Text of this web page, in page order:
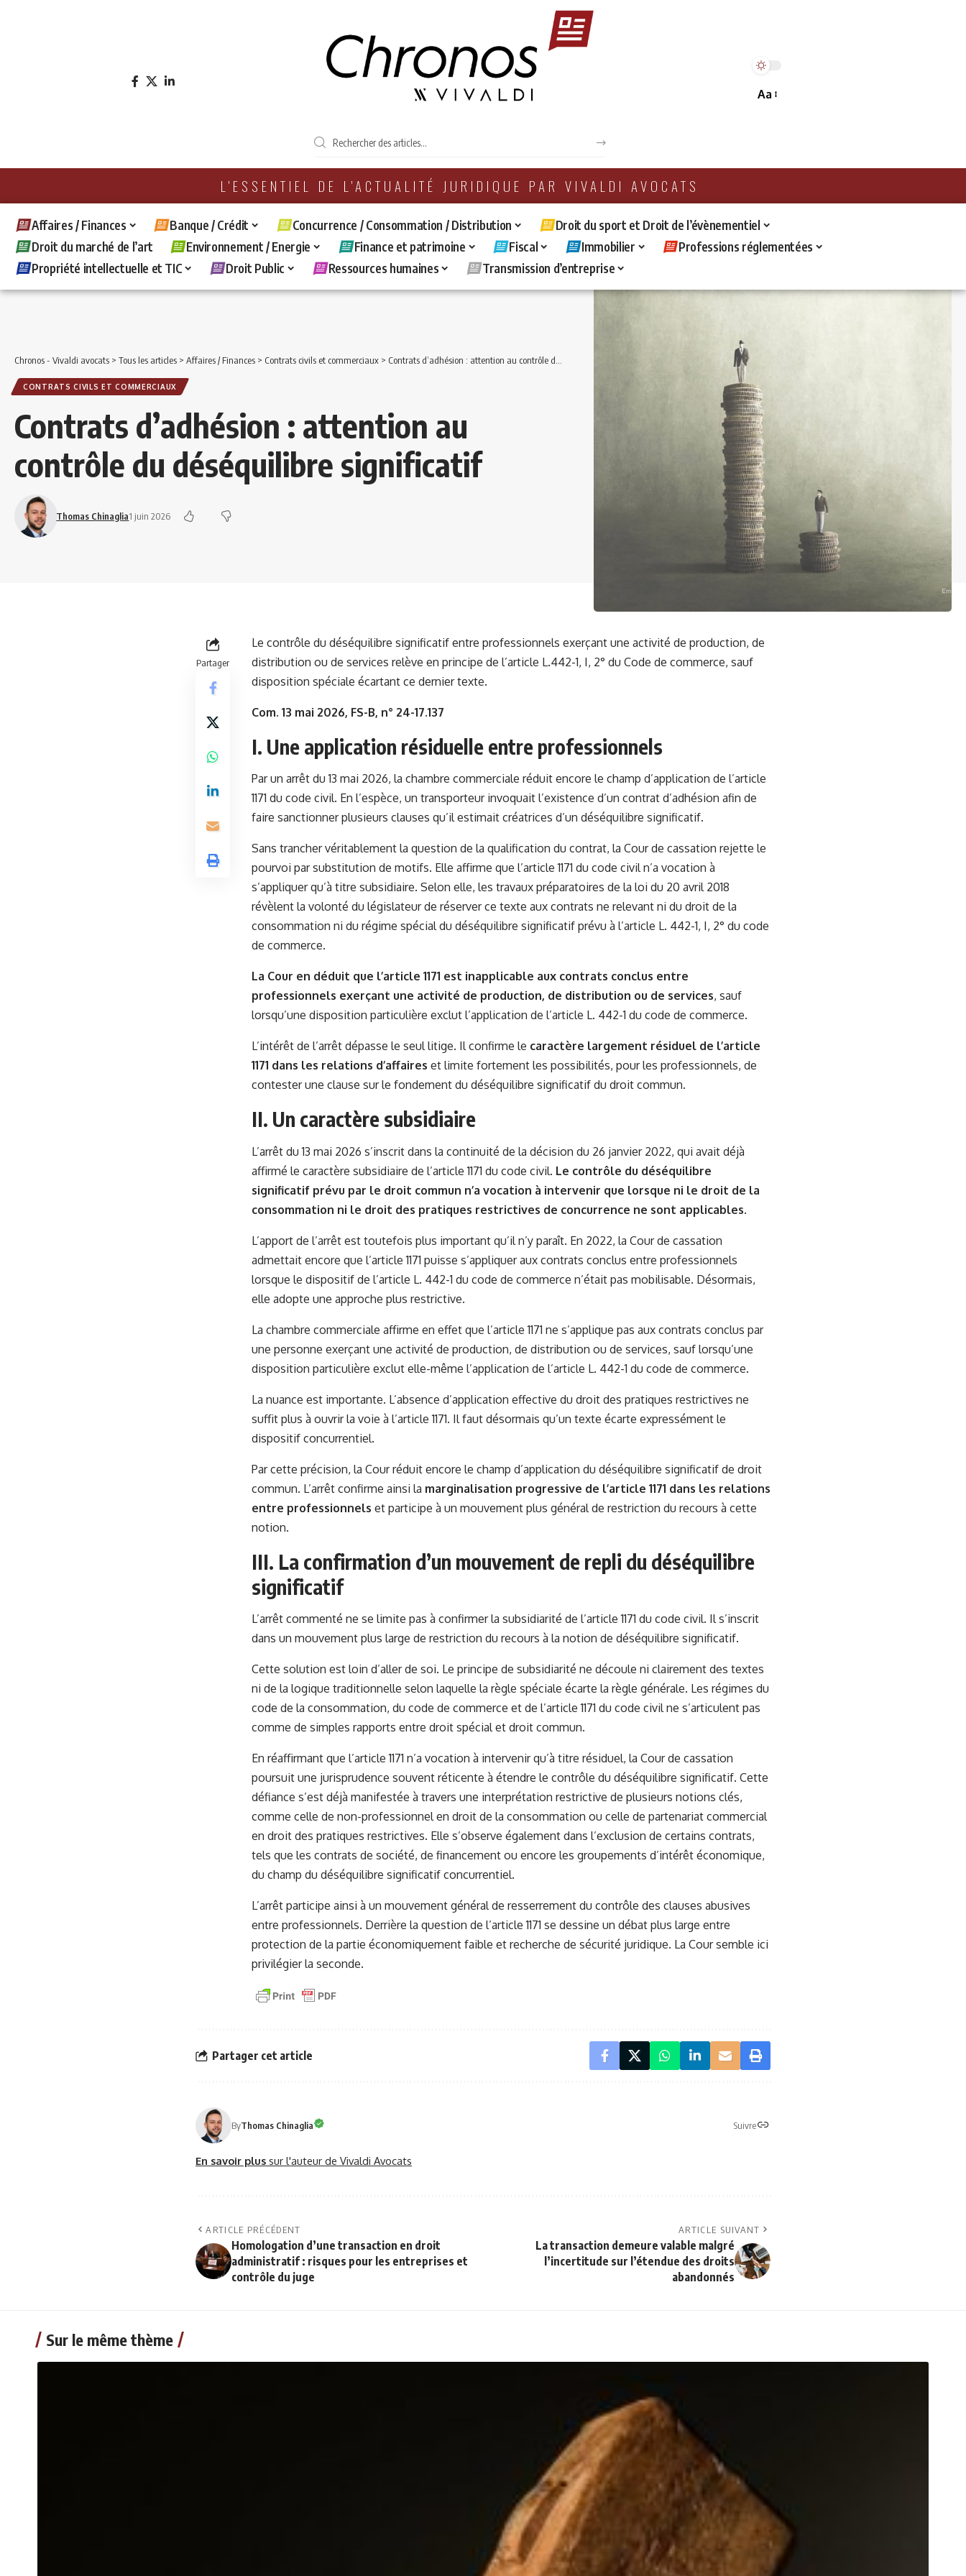
Aa
L'ESSENTIEL DE L'ACTUALITÉ JURIDIQUE PAR VIVALDI AVOCATS
Affaires / Finances Banque / Crédit Concurrence / Consommation / Distribution
Droit du sport et Droit de l’évènementiel
Droit du marché de l’art
Environnement / Energie Finance et patrimoine Fiscal Immobilier
Professions réglementées
Propriété intellectuelle et TIC
Droit Public Ressources humaines Transmission d’entreprise
Chronos - Vivaldi avocats > Tous les articles > Affaires / Finances > Contrats civils et commerciaux > Contrats d’adhésion : attention au contrôle du déséquilibre significatif
CONTRATS CIVILS ET COMMERCIAUX
Contrats d’adhésion : attention au
contrôle du déséquilibre significatif
Thomas Chinaglia1 juin 2026
Partager
Le contrôle du déséquilibre significatif entre professionnels exerçant une activité de production, de
distribution ou de services relève en principe de l’article L.442-1, I, 2° du Code de commerce, sauf
disposition spéciale écartant ce dernier texte.
Com. 13 mai 2026, FS-B, n° 24-17.137
I. Une application résiduelle entre professionnels
Par un arrêt du 13 mai 2026, la chambre commerciale réduit encore le champ d’application de l’article
1171 du code civil. En l’espèce, un transporteur invoquait l’existence d’un contrat d’adhésion afin de
faire sanctionner plusieurs clauses qu’il estimait créatrices d’un déséquilibre significatif.
Sans trancher véritablement la question de la qualification du contrat, la Cour de cassation rejette le
pourvoi par substitution de motifs. Elle affirme que l’article 1171 du code civil n’a vocation à
s’appliquer qu’à titre subsidiaire. Selon elle, les travaux préparatoires de la loi du 20 avril 2018
révèlent la volonté du législateur de réserver ce texte aux contrats ne relevant ni du droit de la
consommation ni du régime spécial du déséquilibre significatif prévu à l’article L. 442-1, I, 2° du code
de commerce.
La Cour en déduit que l’article 1171 est inapplicable aux contrats conclus entre
professionnels exerçant une activité de production, de distribution ou de services, sauf
lorsqu’une disposition particulière exclut l’application de l’article L. 442-1 du code de commerce.
L’intérêt de l’arrêt dépasse le seul litige. Il confirme le caractère largement résiduel de l’article
1171 dans les relations d’affaires et limite fortement les possibilités, pour les professionnels, de
contester une clause sur le fondement du déséquilibre significatif du droit commun.
II. Un caractère subsidiaire
L’arrêt du 13 mai 2026 s’inscrit dans la continuité de la décision du 26 janvier 2022, qui avait déjà
affirmé le caractère subsidiaire de l’article 1171 du code civil. Le contrôle du déséquilibre
significatif prévu par le droit commun n’a vocation à intervenir que lorsque ni le droit de la
consommation ni le droit des pratiques restrictives de concurrence ne sont applicables.
L’apport de l’arrêt est toutefois plus important qu’il n’y paraît. En 2022, la Cour de cassation
admettait encore que l’article 1171 puisse s’appliquer aux contrats conclus entre professionnels
lorsque le dispositif de l’article L. 442-1 du code de commerce n’était pas mobilisable. Désormais,
elle adopte une approche plus restrictive.
La chambre commerciale affirme en effet que l’article 1171 ne s’applique pas aux contrats conclus par
une personne exerçant une activité de production, de distribution ou de services, sauf lorsqu’une
disposition particulière exclut elle-même l’application de l’article L. 442-1 du code de commerce.
La nuance est importante. L’absence d’application effective du droit des pratiques restrictives ne
suffit plus à ouvrir la voie à l’article 1171. Il faut désormais qu’un texte écarte expressément le
dispositif concurrentiel.
Par cette précision, la Cour réduit encore le champ d’application du déséquilibre significatif de droit
commun. L’arrêt confirme ainsi la marginalisation progressive de l’article 1171 dans les relations
entre professionnels et participe à un mouvement plus général de restriction du recours à cette
notion.
III. La confirmation d’un mouvement de repli du déséquilibre
significatif
L’arrêt commenté ne se limite pas à confirmer la subsidiarité de l’article 1171 du code civil. Il s’inscrit
dans un mouvement plus large de restriction du recours à la notion de déséquilibre significatif.
Cette solution est loin d’aller de soi. Le principe de subsidiarité ne découle ni clairement des textes
ni de la logique traditionnelle selon laquelle la règle spéciale écarte la règle générale. Les régimes du
code de la consommation, du code de commerce et de l’article 1171 du code civil ne s’articulent pas
comme de simples rapports entre droit spécial et droit commun.
En réaffirmant que l’article 1171 n’a vocation à intervenir qu’à titre résiduel, la Cour de cassation
poursuit une jurisprudence souvent réticente à étendre le contrôle du déséquilibre significatif. Cette
défiance s’est déjà manifestée à travers une interprétation restrictive de plusieurs notions clés,
comme celle de non-professionnel en droit de la consommation ou celle de partenariat commercial
en droit des pratiques restrictives. Elle s’observe également dans l’exclusion de certains contrats,
tels que les contrats de société, de financement ou encore les groupements d’intérêt économique,
du champ du déséquilibre significatif concurrentiel.
L’arrêt participe ainsi à un mouvement général de resserrement du contrôle des clauses abusives
entre professionnels. Derrière la question de l’article 1171 se dessine un débat plus large entre
protection de la partie économiquement faible et recherche de sécurité juridique. La Cour semble ici
privilégier la seconde.
Partager cet article
ByThomas Chinaglia Suivre
En savoir plus sur l'auteur de Vivaldi Avocats
ARTICLE PRÉCÉDENT
Homologation d’une transaction en droit
administratif : risques pour les entreprises et
contrôle du juge
ARTICLE SUIVANT
La transaction demeure valable malgré
l’incertitude sur l’étendue des droits
abandonnés
Sur le même thème